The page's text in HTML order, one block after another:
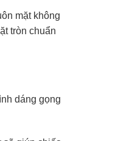
mặt không
tròn chuẩn
dáng gọng